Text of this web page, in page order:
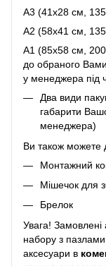
A3 (41х28 см,
A2 (58х41 см,
A1 (85х58 см,
до обраного Вами
у менеджера під
Два види
габарити
менеджера)
Ви також можете
Монтажний
Мішечок для
Брелок
Увага! Замовлені
набору з
аксесуари в